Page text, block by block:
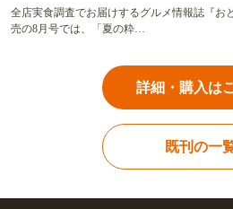
全店実食調査でお届けするグルメ情報誌『お
売の8月号では、「夏の粋…
詳細・購入は
既刊の一